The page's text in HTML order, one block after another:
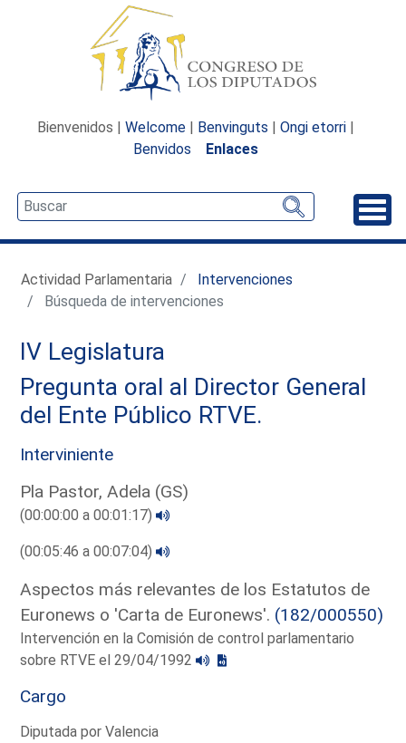
Bienvenidos | Welcome | Benvinguts | Ongi etorri |
Benvidos
Enlaces
Actividad Parlamentaria
Intervenciones
Búsqueda de intervenciones
IV Legislatura
Pregunta oral al Director General
del Ente Público RTVE.
Interviniente
Pla Pastor, Adela (GS)
(00:00:00 a 00:01:17)
(00:05:46 a 00:07:04)
Aspectos más relevantes de los Estatutos de
Euronews o 'Carta de Euronews'. (182/000550)
Intervención en la Comisión de control parlamentario
sobre RTVE el 29/04/1992
Cargo
Diputada por Valencia